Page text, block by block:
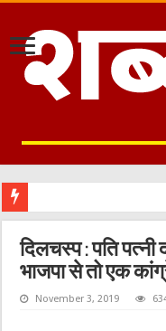
दिलचस्प : पति
भाजपा से तो एक
November 3, 2019